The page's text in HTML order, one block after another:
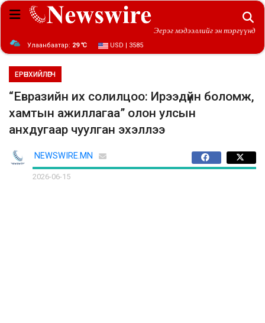
Эерэг мэдээллийг эн тэргүүнд
Улаанбаатар: 29 ℃ USD | 3585
ЕРӨНХИЙЛӨГЧ
“Евразийн их солилцоо: Ирээдүйн боломж,
хамтын ажиллагаа” олон улсын
анхдугаар чуулган эхэллээ
NEWSWIRE.MN
2026-06-15